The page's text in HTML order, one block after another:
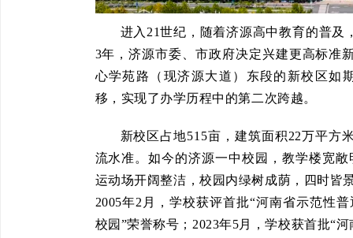
进入21世纪，随着济源高中教育的普及
3年，济源市委、市政府决定兴建更高标准
心学苑路（现济源大道）东段的新校区如
移，实现了办学历程中的第二次跨越。
新校区占地515亩，建筑面积22万平方
流水准。如今的济源一中校园，教学楼宽
运动场开阔整洁，校园内绿树成荫，四时皆
2005年2月，学校获评首批“河南省示范性
校园”荣誉称号；2023年5月，学校获首批“